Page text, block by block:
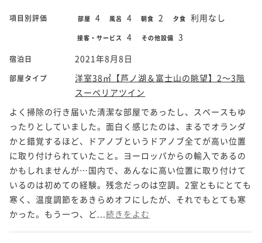
項目別評価 部屋 4 風呂 4 朝食 2 夕食 利用なし
接客・サービス 4 その他設備 3
宿泊日 2021年8月8日
部屋タイプ
洋室38㎡【芦ノ湖＆富士山の眺望】2～3階
スーペリアツイン
よく掃除の行き届いた清潔な部屋であったし、スペースもゆ
ったりとしていました。面白く感じたのは、まるでオランダ
かと錯覚するほど、ドアノブというドアノブ全てが高い位置
に取り付けられていたこと。ヨーロッパからの輸入であるの
かもしれませんが…国内で、あんなに高い位置に取り付けて
いるのは初めての経験。残念だっのは空調。2室ともにとても
寒く、温度調節をあきらめオフにしたが、それでもとても寒
かった。もう一つ、ど... 続きをよむ